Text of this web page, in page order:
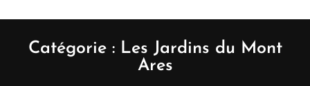
Catégorie : Les Jardins du Mont
Ares